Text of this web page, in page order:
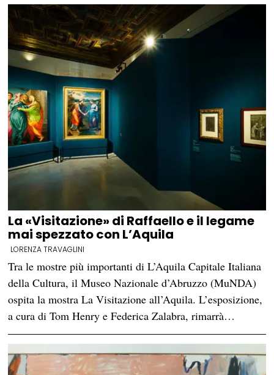
La «Visitazione» di Raffaello e il legame
mai spezzato con L’Aquila
LORENZA TRAVAGLINI
Tra le mostre più importanti di L’Aquila Capitale Italiana
della Cultura, il Museo Nazionale d’Abruzzo (MuNDA)
ospita la mostra La Visitazione all’Aquila. L’esposizione,
a cura di Tom Henry e Federica Zalabra, rimarrà…